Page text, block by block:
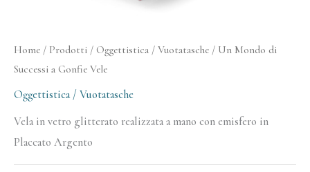
Home / Prodotti / Oggettistica / Vuotatasche / Un Mondo di
Successi a Gonfie Vele
Oggettistica / Vuotatasche
Vela in vetro glitterato realizzata a mano con emisfero in
Placcato Argento